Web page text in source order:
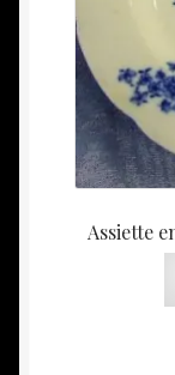
Assiette